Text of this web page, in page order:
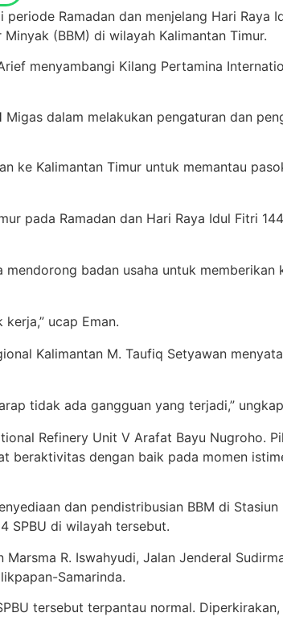
Ramadan dan menjelang Hari Raya
(BBM) di wilayah Kalimantan Timur.
menyambangi Kilang Pertamina
dalam melakukan pengaturan dan
ke Kalimantan Timur untuk memantau
pada Ramadan dan Hari Raya Idul Fitri
badan usaha untuk
ucap Eman.
Kalimantan M. Taufiq Setyawan
tidak ada gangguan yang terjadi,”
Refinery Unit V Arafat Bayu Nugroho.
beraktivitas dengan baik pada momen
dan pendistribusian BBM di
SPBU di wilayah tersebut.
R. Iswahyudi, Jalan Jenderal
Samarinda.
tersebut terpantau normal.